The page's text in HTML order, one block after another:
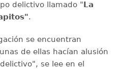
delictivo llamado "La
.
se encuentran
de ellas hacían alusión
se lee en el